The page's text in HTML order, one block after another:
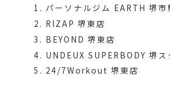
パーソナルジム EARTH 堺市
RIZAP 堺東店
BEYOND 堺東店
UNDEUX SUPERBODY 堺ス
24/7Workout 堺東店